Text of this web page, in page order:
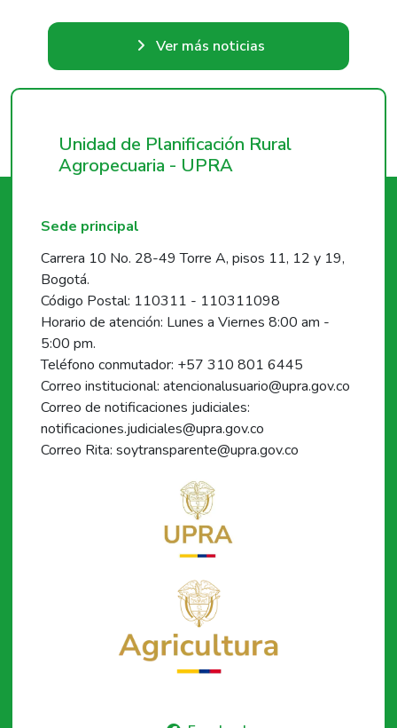
Ver más noticias
Unidad de Planificación Rural
Agropecuaria - UPRA
Sede principal
Carrera 10 No. 28-49 Torre A, pisos 11, 12 y 19,
Bogotá.
Código Postal: 110311 - 110311098
Horario de atención: Lunes a Viernes 8:00 am -
5:00 pm.
Teléfono conmutador: +57 310 801 6445
Correo institucional: atencionalusuario@upra.gov.co
Correo de notificaciones judiciales:
notificaciones.judiciales@upra.gov.co
Correo Rita: soytransparente@upra.gov.co